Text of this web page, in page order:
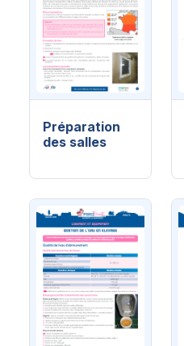
Préparation
des salles